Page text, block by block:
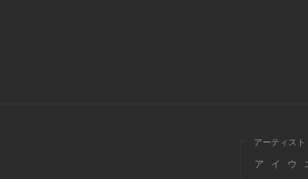
アーティスト
ア イ ウ